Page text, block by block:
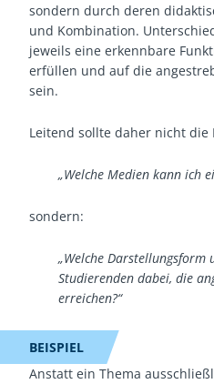
sondern durch deren
und Kombination.
jeweils eine erkennbare
erfüllen und auf die
sein.
Leitend sollte daher nicht die
„Welche Medien kann ich
sondern:
„Welche Darstellungsform
Studierenden dabei, die
erreichen?“
BEISPIEL
Anstatt ein Thema